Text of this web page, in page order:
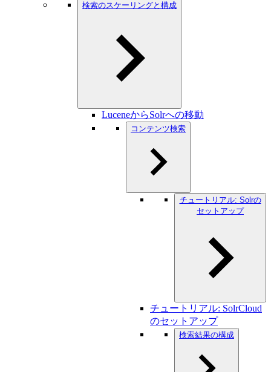
検索のスケーリングと構成
LuceneからSolrへの移動
コンテンツ検索
チュートリアル: Solrの
セットアップ
チュートリアル: SolrCloud
のセットアップ
検索結果の構成